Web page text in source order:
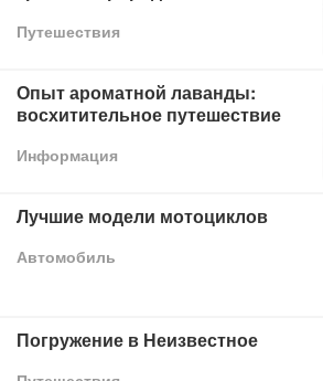
Путешествия
Опыт ароматной лаванды:
восхитительное путешествие
Информация
Лучшие модели мотоциклов
Автомобиль
Погружение в Неизвестное